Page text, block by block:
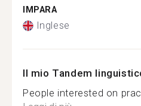
IMPARA
Inglese
Il mio Tandem
People interested on